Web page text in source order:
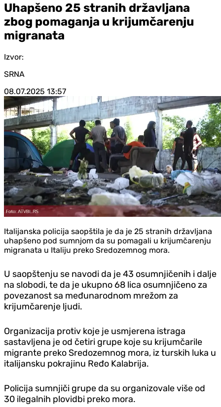
Uhapšeno 25 stranih državljana
zbog pomaganja u krijumčarenju
migranata
Izvor:
SRNA
08.07.2025 13:57
Italijanska policija saopštila je da je 25 stranih državljana
uhapšeno pod sumnjom da su pomagali u krijumčarenju
migranata u Italiju preko Sredozemnog mora.
U saopštenju se navodi da je 43 osumnjičenih i dalje
na slobodi, te da je ukupno 68 lica osumnjičeno za
povezanost sa međunarodnom mrežom za
krijumčarenje ljudi.
Organizacija protiv koje je usmjerena istraga
sastavljena je od četiri grupe koje su krijumčarile
migrante preko Sredozemnog mora, iz turskih luka u
italijansku pokrajinu Ređo Kalabrija.
Policija sumnjiči grupe da su organizovale više od
30 ilegalnih plovidbi preko mora.